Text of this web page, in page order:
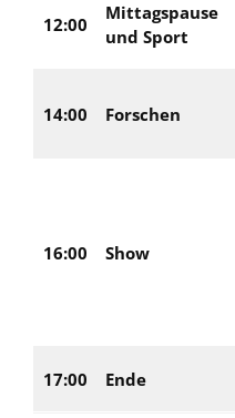
12:00
Mittagspause
und Sport
14:00 Forschen
16:00 Show
17:00 Ende